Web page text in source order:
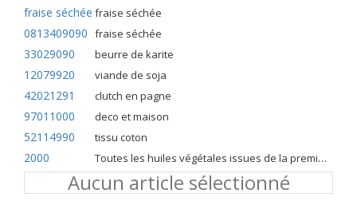
fraise séchée fraise séchée
0813409090 fraise séchée
33029090 beurre de karite
12079920 viande de soja
42021291 clutch en pagne
97011000 deco et maison
52114990 tissu coton
2000 Toutes les huiles végétales issues de la première pression à froid
Aucun article sélectionné